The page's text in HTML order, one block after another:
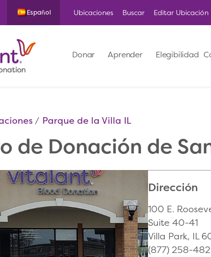
Español Ubicaciones Buscar Editar Ubicación
Donar Aprender Elegibilidad
Parque de la Villa IL
de Donación de
Dirección
100 E.
Suite 40-41
Villa Park, IL
(877) 258-